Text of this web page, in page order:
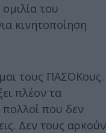
του
κινητοποίηση
τους ΠΑΣΟΚους.
πλέον τα
που δεν
Δεν τους αρκούν